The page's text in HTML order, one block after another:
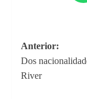
de
Anterior:
Dos
River